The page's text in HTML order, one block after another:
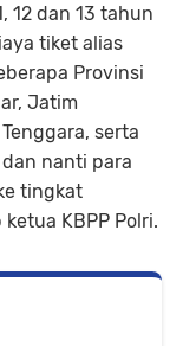
12 dan 13 tahun
tiket alias
Provinsi
Jatim
serta
nanti para
tingkat
KBPP Polri.